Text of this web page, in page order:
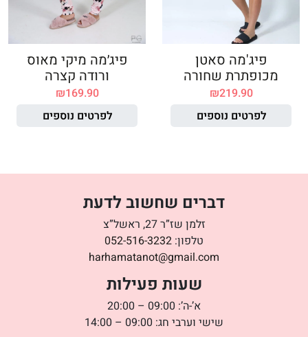
פיג'מה סאטן
מכופתרת שחורה
₪219.90
לפרטים נוספים
פיג׳מה מיקי מאוס
ורודה קצרה
₪169.90
לפרטים נוספים
דברים שחשוב לדעת
זלמן שז”ר 27, ראשל”צ
טלפון: 052-516-3232
harhamatanot@gmail.com
שעות פעילות
א’-ה’: 09:00 – 20:00
שישי וערבי חג: 09:00 – 14:00